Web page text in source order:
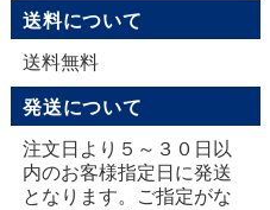
送料について
送料無料
発送について
注文日より５～３０日以
内のお客様指定日に発送
となります。ご指定がな